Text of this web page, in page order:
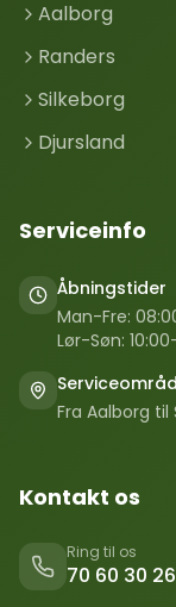
Aalborg
Randers
Silkeborg
Djursland
Serviceinfo
Åbningstider
Man-Fre:
Lør-Søn:
Fra Aalborg
Kontakt os
Ring til os
70 60 30 26